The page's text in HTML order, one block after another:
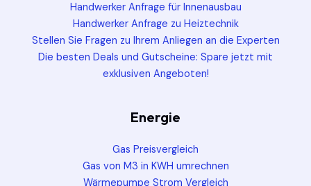
Handwerker Anfrage für Innenausbau
Handwerker Anfrage zu Heiztechnik
Stellen Sie Fragen zu Ihrem Anliegen an die Experten
Die besten Deals und Gutscheine: Spare jetzt mit
exklusiven Angeboten!
Energie
Gas Preisvergleich
Gas von M3 in KWH umrechnen
Wärmepumpe Strom Vergleich